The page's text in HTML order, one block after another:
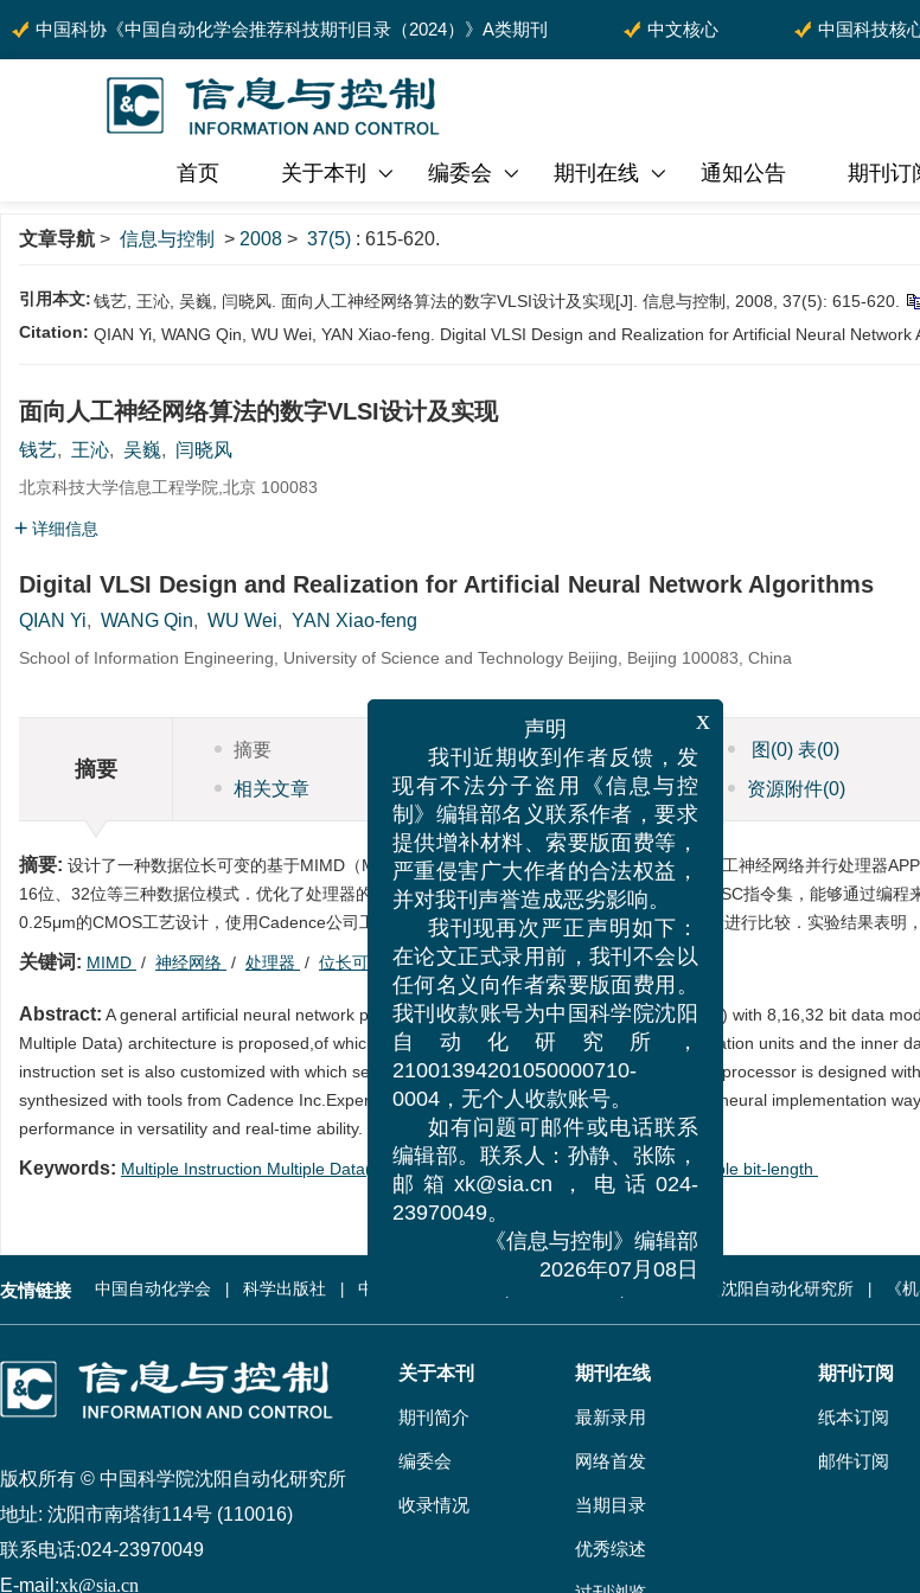
中国科协《中国自动化学会推荐科技期刊目录（2024）》A类期刊 中文核心 中国科技核
首页 关于本刊 编委会 期刊在线 通知公告 期刊订
文章导航 > 信息与控制 > 2008 > 37(5) : 615-620.
引用本文:钱艺, 王沁, 吴巍, 闫晓风. 面向人工神经网络算法的数字VLSI设计及实现[J]. 信息与控制, 2008, 37(5): 615-620.
Citation: QIAN Yi, WANG Qin, WU Wei, YAN Xiao-feng. Digital VLSI Design and Realization for Artificial Neural Network
面向人工神经网络算法的数字VLSI设计及实现
钱艺, 王沁, 吴巍, 闫晓风
北京科技大学信息工程学院,北京 100083
详细信息
Digital VLSI Design and Realization for Artificial Neural Network Algorithms
QIAN Yi, WANG Qin, WU Wei, YAN Xiao-feng
School of Information Engineering, University of Science and Technology Beijing, Beijing 100083, China
摘要
摘要 HTML全文 图 (0) 表(0)
相关文章
施引文献 资源附件(0)
摘要: 设计了一种数据位长可变的基于MIMD（Multiple Instruction Multiple Data）结构的通用人工神经网络并行处理器APP
16位、32位等三种数据位模式．优化了处理器的关键运算部件和内部数据通路，并且定制了类RISC指令集，能够通过编程
0.25μm的CMOS工艺设计，使用Cadence公司工具对其进行综合，并与其它的神经网络实现手段进行比较．实验结果表明
关键词: MIMD / 神经网络 / 处理器 / 位长可变
Abstract: A general artificial neural network parallel processor APP(ANN's Parallel Processor) with 8,16,32 bit data
Multiple Data) architecture is proposed,of which the data bit can be changeable.The key operation units and the inner
instruction set is also customized with which several ANN algorithms can be realized.The APP processor is designed
synthesized with tools from Cadence Inc.Experiement results show that comparing with other neural implementation
performance in versatility and real-time ability.
Keywords: Multiple Instruction Multiple Data(MIMD)/neural network /processor/ variable bit-length
友情链接 中国自动化学会 科学出版社 中国科学技术协会 中国科学院沈阳自动化研究所 《
版权所有 © 中国科学院沈阳自动化研究所
地址: 沈阳市南塔街114号 (110016)
联系电话:024-23970049
E-mail:xk@sia.cn
关于本刊
期刊简介
编委会
收录情况
期刊在线
最新录用
网络首发
当期目录
优秀综述
期刊订阅
纸本订阅
邮件订阅
x
声明
我刊近期收到作者反馈，发
现有不法分子盗用《信息与控
制》编辑部名义联系作者，要求
提供增补材料、索要版面费等，
严重侵害广大作者的合法权益，
并对我刊声誉造成恶劣影响。
我刊现再次严正声明如下：
在论文正式录用前，我刊不会以
任何名义向作者索要版面费用。
我刊收款账号为中国科学院沈阳
自动化研究所，
21001394201050000710-
0004，无个人收款账号。
如有问题可邮件或电话联系
编辑部。联系人：孙静、张陈，
邮箱xk@sia.cn，电话024-
《信息与控制》编辑部
2026年07月08日